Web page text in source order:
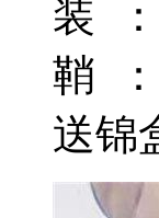
装
鞘
送锦